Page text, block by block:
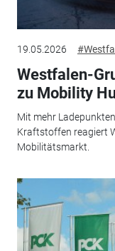
19.05.2026
Westfalen-
zu Mobility
Mit mehr
Kraftstoffen reagiert
Mobilitätsmarkt.